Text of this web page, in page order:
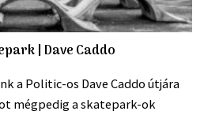
| Dave Caddo
a Politic-os Dave Caddo útjára
mégpedig a skatepark-ok